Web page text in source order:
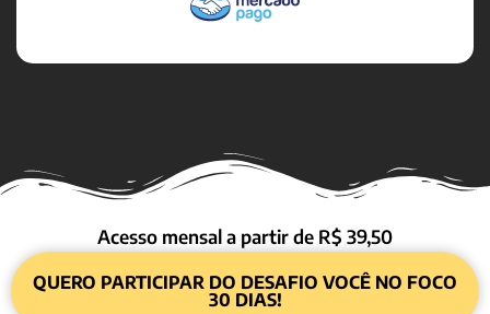
Acesso mensal a partir de R$ 39,50
QUERO PARTICIPAR DO DESAFIO VOCÊ NO FOCO
30 DIAS!